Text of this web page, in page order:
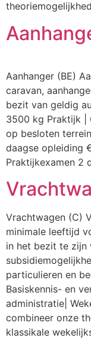
Aanhanger (BE)
caravan,
bezit van geldig
3500 kg Praktijk |
op besloten
daagse opleiding
Praktijkexamen 2
Vrachtwagen (C)
minimale leeftijd
in het bezit te zijn
particulieren en
Basiskennis- en
administratie|
combineer onze
klassikale